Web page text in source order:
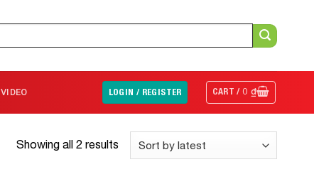
VIDEO LOGIN / REGISTER CART /0₫
Showing all 2 results